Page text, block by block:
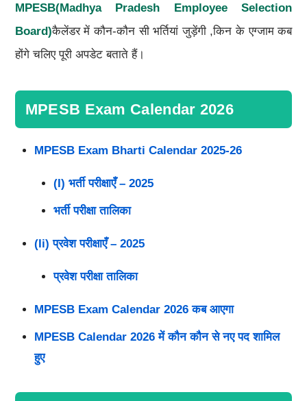
MPESB(Madhya Pradesh Employee Selection
Board)कैलेंडर में कौन-कौन सी भर्तियां जुड़ेंगी ,किन के एग्जाम कब
होंगे चलिए पूरी अपडेट बताते हैं।
MPESB Exam Calendar 2026
MPESB Exam Bharti Calendar 2025-26
(i) भर्ती परीक्षाएँ – 2025
भर्ती परीक्षा तालिका
(ii) प्रवेश परीक्षाएँ – 2025
प्रवेश परीक्षा तालिका
MPESB Exam Calendar 2026 कब आएगा
MPESB Calendar 2026 में कौन कौन से नए पद शामिल
हुए